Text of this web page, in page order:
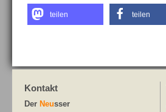
teilen teilen
Kontakt
Der Neusser